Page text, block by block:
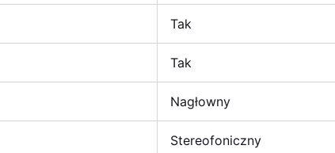
Tak
Tak
Nagłowny
Stereofoniczny